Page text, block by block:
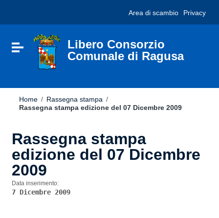
sito
include
Vai al footer
Area di scambio Privacy
Attiva / disattiva la navigazione
Libero Consorzio
Comunale di Ragusa
Home / Rassegna stampa /
Rassegna stampa edizione del 07 Dicembre 2009
Rassegna stampa
edizione del 07 Dicembre
2009
Data inserimento:
7 Dicembre 2009